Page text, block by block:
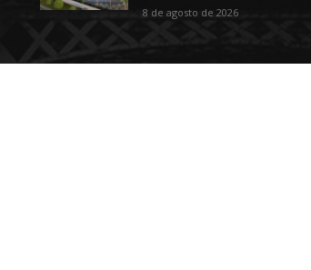
8 de agosto de 2026